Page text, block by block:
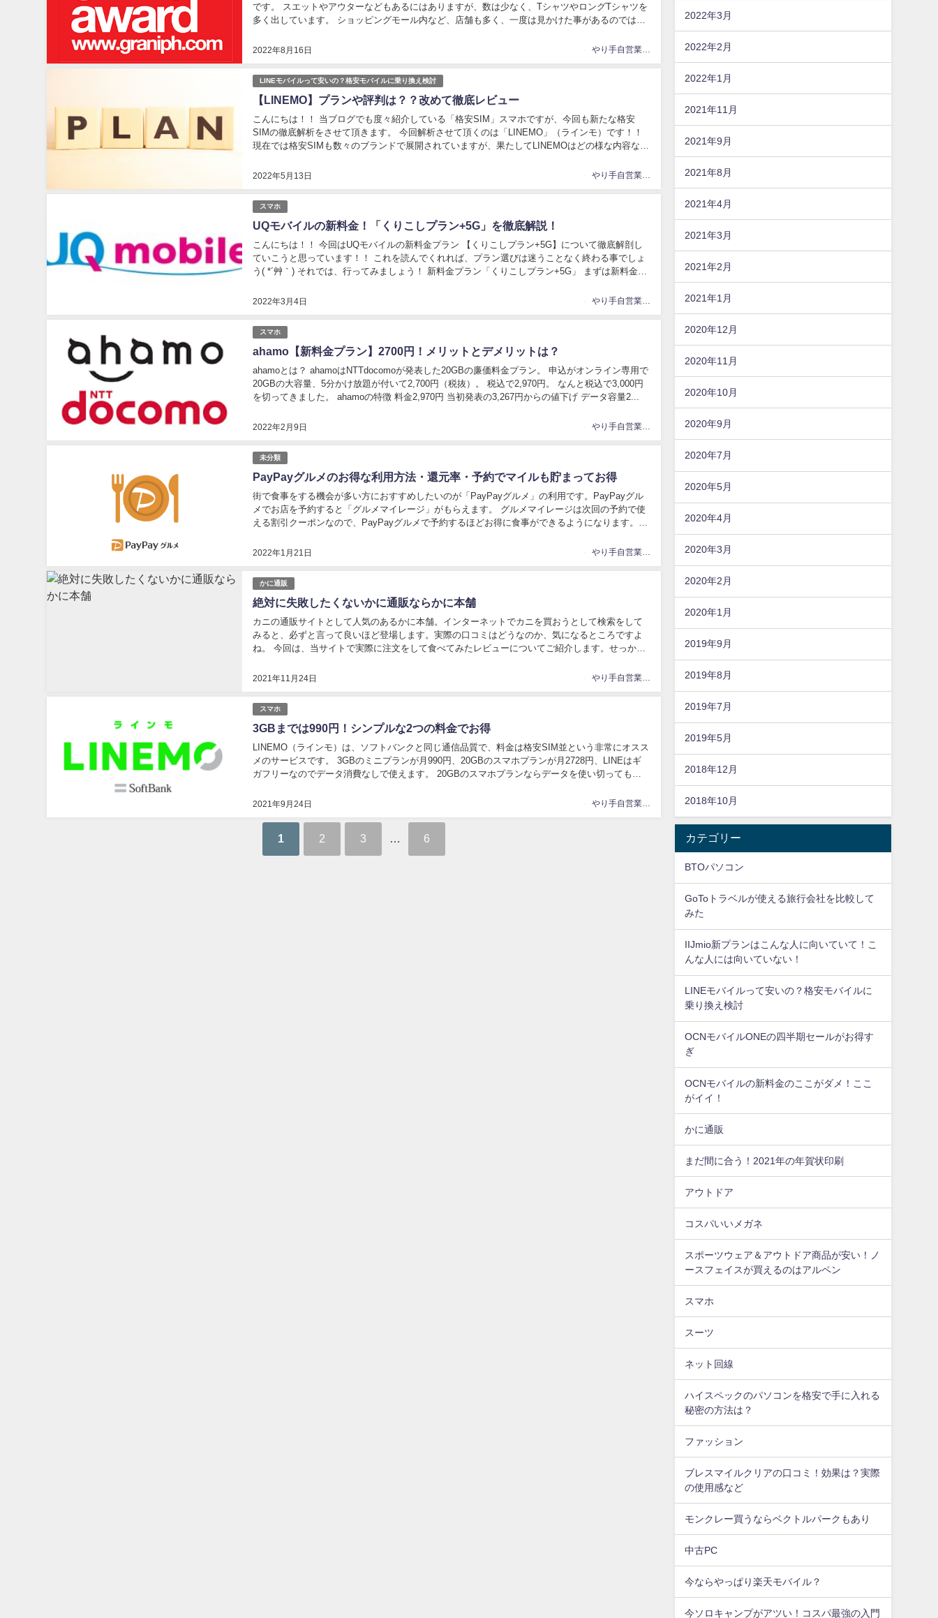
2022年8月16日
です。 スエットやアウターなどもあるにはありますが、数は少なく、TシャツやロングTシャツを
多く出しています。 ショッピングモール内など、店舗も多く、一度は見かけた事があるのではな
やり手自営業てっちゃん
LINEモバイルって安いの？格安モバイルに乗り換え検討
【LINEMO】プランや評判は？？改めて徹底レビュー
2022年5月13日
こんにちは！！ 当ブログでも度々紹介している「格安SIM」スマホですが、今回も新たな格安
SIMの徹底解析をさせて頂きます。 今回解析させて頂くのは「LINEMO」（ラインモ）です！！
現在では格安SIMも数々のブランドで展開されていますが、果たしてLINEMOはどの様な内容なの
やり手自営業てっちゃん
スマホ
UQモバイルの新料金！「くりこしプラン+5G」を徹底解説！
2022年3月4日
こんにちは！！ 今回はUQモバイルの新料金プラン 【くりこしプラン+5G】について徹底解剖し
ていこうと思っています！！ これを読んでくれれば、プラン選びは迷うことなく終わる事でしょ
う( *´艸｀) それでは、行ってみましょう！ 新料金プラン「くりこしプラン+5G」 まずは新料金プ
やり手自営業てっちゃん
スマホ
ahamo【新料金プラン】2700円！メリットとデメリットは？
2022年2月9日
ahamoとは？ ahamoはNTTdocomoが発表した20GBの廉価料金プラン。 申込がオンライン専用で
20GBの大容量、5分かけ放題が付いて2,700円（税抜）。 税込で2,970円。 なんと税込で3,000円
を切ってきました。 ahamoの特徴 料金2,970円 当初発表の3,267円からの値下げ データ容量2...
やり手自営業てっちゃん
未分類
PayPayグルメのお得な利用方法・還元率・予約でマイルも貯まってお得
2022年1月21日
街で食事をする機会が多い方におすすめしたいのが「PayPayグルメ」の利用です。PayPayグル
メでお店を予約すると「グルメマイレージ」がもらえます。 グルメマイレージは次回の予約で使
える割引クーポンなので、PayPayグルメで予約するほどお得に食事ができるようになります。
やり手自営業てっちゃん
かに通販
絶対に失敗したくないかに通販ならかに本舗
2021年11月24日
カニの通販サイトとして人気のあるかに本舗。インターネットでカニを買おうとして検索をして
みると、必ずと言って良いほど登場します。実際の口コミはどうなのか、気になるところですよ
ね。 今回は、当サイトで実際に注文をして食べてみたレビューについてご紹介します。せっかく
やり手自営業てっちゃん
スマホ
3GBまでは990円！シンプルな2つの料金でお得
2021年9月24日
LINEMO（ラインモ）は、ソフトバンクと同じ通信品質で、料金は格安SIM並という非常にオスス
メのサービスです。 3GBのミニプランが月990円、20GBのスマホプランが月2728円、LINEはギ
ガフリーなのでデータ消費なしで使えます。 20GBのスマホプランならデータを使い切っても
やり手自営業てっちゃん
1 2 3 … 6
2022年3月
2022年2月
2022年1月
2021年11月
2021年9月
2021年8月
2021年4月
2021年3月
2021年2月
2021年1月
2020年12月
2020年11月
2020年10月
2020年9月
2020年7月
2020年5月
2020年4月
2020年3月
2020年2月
2020年1月
2019年9月
2019年8月
2019年7月
2019年5月
2018年12月
2018年10月
カテゴリー
BTOパソコン
GoToトラベルが使える旅行会社を比較して
みた
IIJmio新プランはこんな人に向いていて！こ
んな人には向いていない！
LINEモバイルって安いの？格安モバイルに
乗り換え検討
OCNモバイルONEの四半期セールがお得す
ぎ
OCNモバイルの新料金のここがダメ！ここ
がイイ！
かに通販
まだ間に合う！2021年の年賀状印刷
アウトドア
コスパいいメガネ
スポーツウェア＆アウトドア商品が安い！ノ
ースフェイスが買えるのはアルペン
スマホ
スーツ
ネット回線
ハイスペックのパソコンを格安で手に入れる
秘密の方法は？
ファッション
ブレスマイルクリアの口コミ！効果は？実際
の使用感など
モンクレー買うならベクトルパークもあり
中古PC
今ならやっぱり楽天モバイル？
今ソロキャンプがアツい！コスパ最強の入門